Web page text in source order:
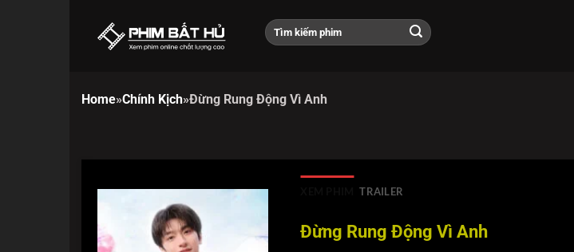
Home»Chính Kịch»Đừng Rung Động Vì Anh
TRAILER
Đừng Rung Động Vì Anh